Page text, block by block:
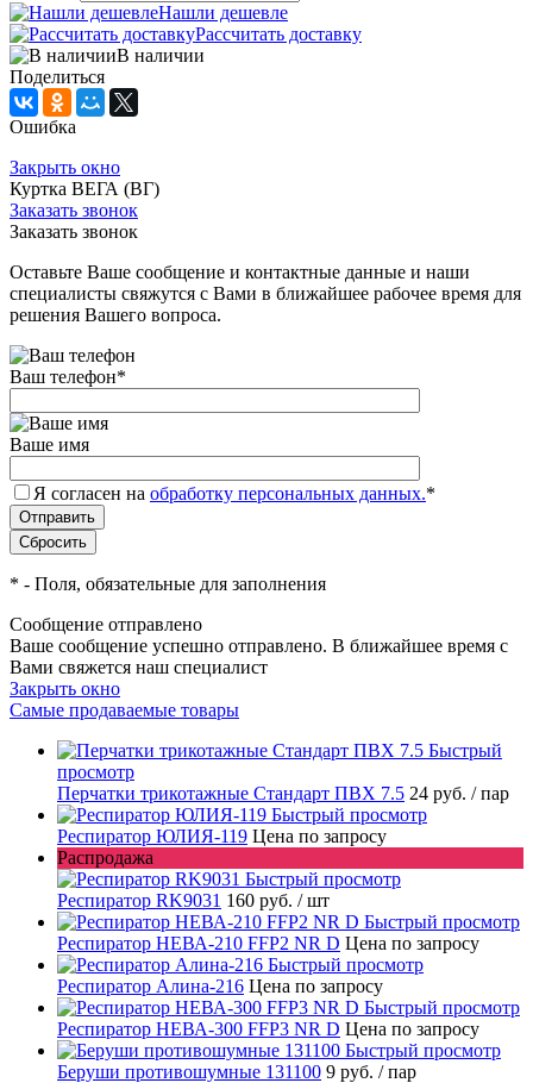
Нашли дешевле
Рассчитать доставку
В наличии
Поделиться
Ошибка
Закрыть окно
Куртка ВЕГА (ВГ)
Заказать звонок
Заказать звонок
Оставьте Ваше сообщение и контактные данные и наши
специалисты свяжутся с Вами в ближайшее рабочее время для
решения Вашего вопроса.
Ваш телефон*
Ваше имя
Я согласен на обработку персональных данных.*
* - Поля, обязательные для заполнения
Сообщение отправлено
Ваше сообщение успешно отправлено. В ближайшее время с
Вами свяжется наш специалист
Закрыть окно
Самые продаваемые товары
Быстрый
просмотр
Перчатки трикотажные Стандарт ПВХ 7.5 24 руб. / пар
Быстрый просмотр
Респиратор ЮЛИЯ-119 Цена по запросу
Распродажа
Быстрый просмотр
Респиратор RK9031 160 руб. / шт
Быстрый просмотр
Респиратор НЕВА-210 FFP2 NR D Цена по запросу
Быстрый просмотр
Респиратор Алина-216 Цена по запросу
Быстрый просмотр
Респиратор НЕВА-300 FFP3 NR D Цена по запросу
Быстрый просмотр
Беруши противошумные 131100 9 руб. / пар